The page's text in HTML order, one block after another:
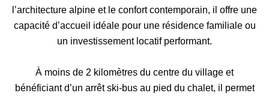
l’architecture alpine et le confort contemporain, il offre une
capacité d’accueil idéale pour une résidence familiale ou
un investissement locatif performant.
À moins de 2 kilomètres du centre du village et
bénéficiant d’un arrêt ski-bus au pied du chalet, il permet